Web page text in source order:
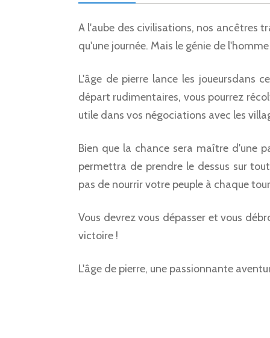
A l'aube des civilisations, nos ancêtres
qu'une journée. Mais le génie de
L'âge de pierre lance les joueursdans
départ rudimentaires, vous pourrez
utile dans vos négociations avec les
Bien que la chance sera maître d'une
permettra de prendre le dessus sur
pas de nourrir votre peuple à chaque
Vous devrez vous dépasser et vous
victoire !
L'âge de pierre, une passionnante